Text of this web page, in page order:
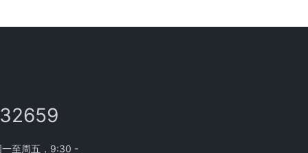
一至周五，9:30 -